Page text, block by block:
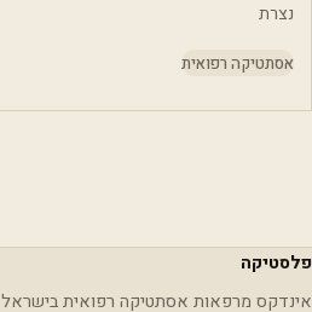
נצרת
אסתטיקה רפואית
פלסטיקה
אינדקס מרפאות אסתטיקה רפואית בישראל